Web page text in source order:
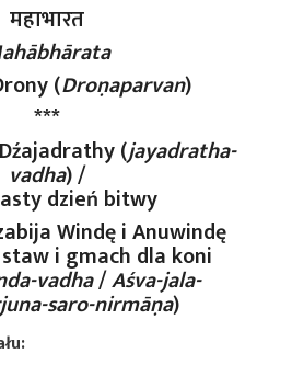
महाभारत
(Droṇaparvan)
***
(jayadratha-
vadha) /
dzień bitwy
Windę i Anuwindę
i gmach dla koni
vadha/Aśva-jala-
saro-nirmāṇa)